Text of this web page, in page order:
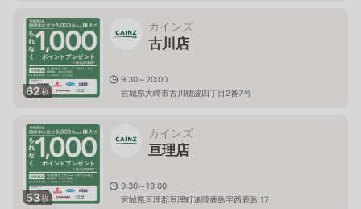
62枚
カインズ
古川店
9:30～20:00
宮城県大崎市古川穂波四丁目2番7号
53枚
カインズ
亘理店
9:30～19:00
宮城県亘理郡亘理町逢隈鹿島字西鹿島 17